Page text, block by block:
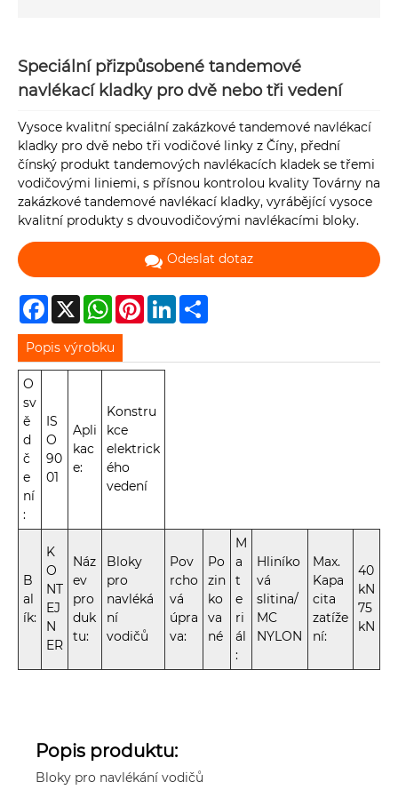
Speciální přizpůsobené tandemové
navlékací kladky pro dvě nebo tři vedení
Vysoce kvalitní speciální zakázkové tandemové navlékací
kladky pro dvě nebo tři vodičové linky z Číny, přední
čínský produkt tandemových navlékacích kladek se třemi
vodičovými liniemi, s přísnou kontrolou kvality Továrny na
zakázkové tandemové navlékací kladky, vyrábějící vysoce
kvalitní produkty s dvouvodičovými navlékacími bloky.
Odeslat dotaz
Facebook
X WhatsAppPinterestLinkedIn
Popis výrobku
O
sv
ě
d
č
e
ní
:
IS
O
90
01
Apli
kac
e:
Konstru
kce
elektrick
ého
vedení
B
al
ík:
K
O
NT
EJ
N
ER
Náz
ev
pro
duk
tu:
Bloky
pro
navléká
ní
vodičů
Pov
rcho
vá
úpra
va:
Po
zin
ko
va
né
M
a
t
e
ri
ál
:
Hliníko
vá
slitina/
MC
NYLON
Max.
Kapa
cita
zatíže
ní:
40
kN
75
kN
Popis produktu:
Bloky pro navlékání vodičů